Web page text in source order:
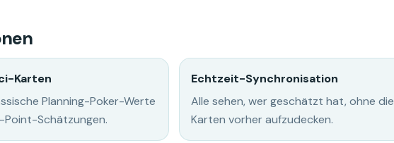
Karten
Planning-Poker-Werte
Schätzungen.
Echtzeit-Synchronisation
Alle sehen, wer geschätzt hat, ohne die
Karten vorher aufzudecken.